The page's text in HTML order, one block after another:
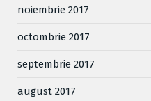
noiembrie 2017
octombrie 2017
septembrie 2017
august 2017